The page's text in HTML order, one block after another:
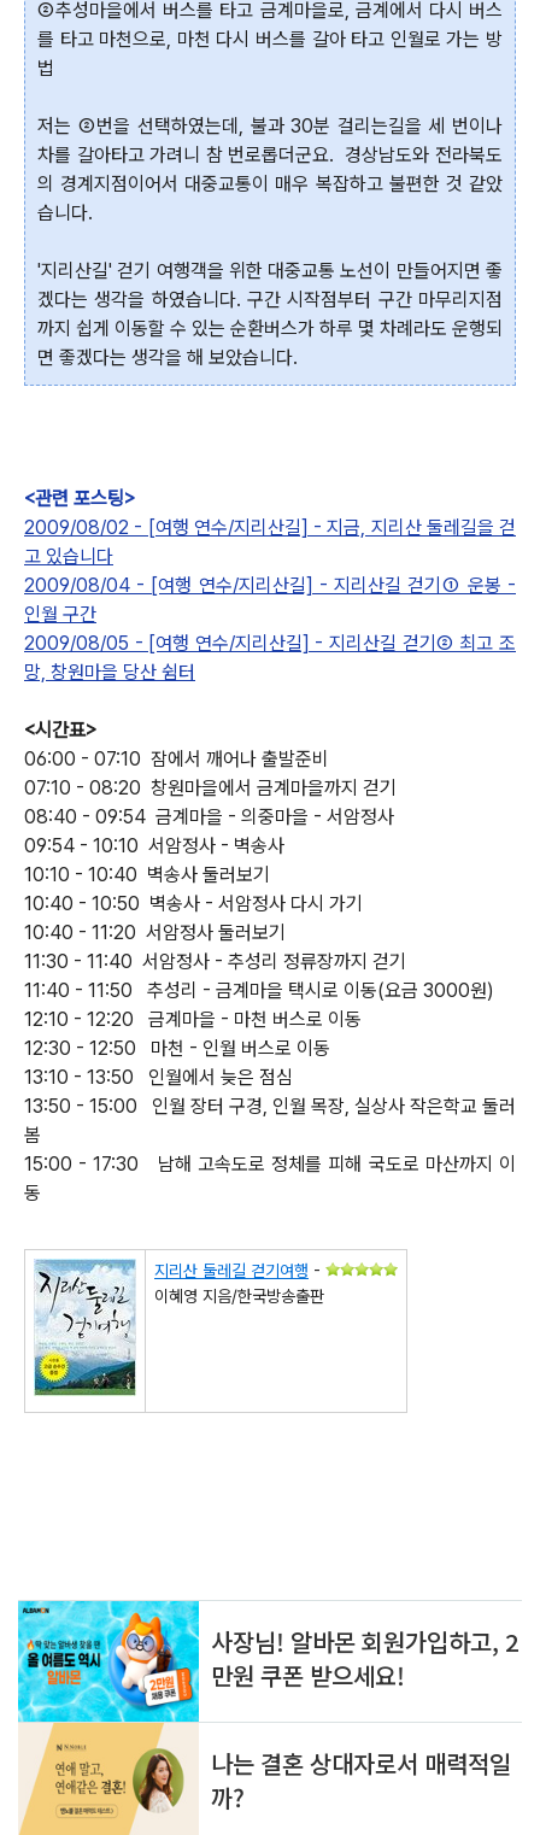
②추성마을에서 버스를 타고 금계마을로, 금계에서 다시 버스
를 타고 마천으로, 마천 다시 버스를 갈아 타고 인월로 가는 방
법
저는 ②번을 선택하였는데, 불과 30분 걸리는길을 세 번이나
차를 갈아타고 가려니 참 번로롭더군요. 경상남도와 전라북도
의 경계지점이어서 대중교통이 매우 복잡하고 불편한 것 같았
습니다.
'지리산길' 걷기 여행객을 위한 대중교통 노선이 만들어지면 좋
겠다는 생각을 하였습니다. 구간 시작점부터 구간 마무리지점
까지 쉽게 이동할 수 있는 순환버스가 하루 몇 차례라도 운행되
면 좋겠다는 생각을 해 보았습니다.
<관련 포스팅>
2009/08/02 - [여행 연수/지리산길] - 지금, 지리산 둘레길을 걷
고 있습니다
2009/08/04 - [여행 연수/지리산길] - 지리산길 걷기① 운봉 -
인월 구간
2009/08/05 - [여행 연수/지리산길] - 지리산길 걷기② 최고 조
망, 창원마을 당산 쉼터
<시간표>
06:00 - 07:10 잠에서 깨어나 출발준비
07:10 - 08:20 창원마을에서 금계마을까지 걷기
08:40 - 09:54 금계마을 - 의중마을 - 서암정사
09:54 - 10:10 서암정사 - 벽송사
10:10 - 10:40 벽송사 둘러보기
10:40 - 10:50 벽송사 - 서암정사 다시 가기
10:40 - 11:20 서암정사 둘러보기
11:30 - 11:40 서암정사 - 추성리 정류장까지 걷기
11:40 - 11:50 추성리 - 금계마을 택시로 이동(요금 3000원)
12:10 - 12:20 금계마을 - 마천 버스로 이동
12:30 - 12:50 마천 - 인월 버스로 이동
13:10 - 13:50 인월에서 늦은 점심
13:50 - 15:00 인월 장터 구경, 인월 목장, 실상사 작은학교 둘러
봄
15:00 - 17:30 남해 고속도로 정체를 피해 국도로 마산까지 이
동
지리산 둘레길 걷기여행 -
이혜영 지음/한국방송출판